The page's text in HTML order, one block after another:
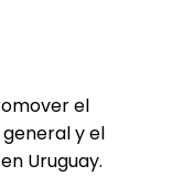
el
y el
Uruguay.